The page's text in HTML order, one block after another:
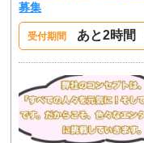
募集
受付期間 あと2時間